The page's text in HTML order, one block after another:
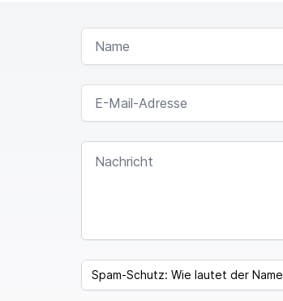
NAME
E-MAIL-ADRESSE
NACHRICHT
SPAM CAPTCHA